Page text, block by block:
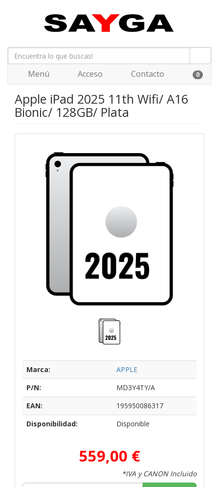
Menú Acceso Contacto 0
Apple iPad 2025 11th Wifi/ A16
Bionic/ 128GB/ Plata
Marca:
APPLE
P/N:
MD3Y4TY/A
EAN:
195950086317
Disponibilidad:
Disponible
559,00 €
*IVA y CANON Incluido